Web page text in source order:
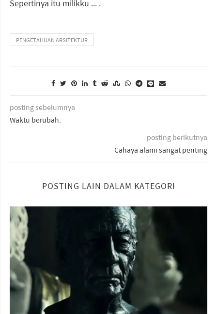
Sepertinya itu milikku ... .
PENGETAHUAN ARSITEKTUR
posting sebelumnya
Waktu berubah.
posting berikutnya
Cahaya alami sangat penting
POSTING LAIN DALAM KATEGORI